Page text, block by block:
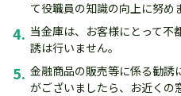
て役職員の知識の向上に努め
4. 当金庫は、お客様にとって不
誘は行いません。
5. 金融商品の販売等に係る勧誘
がございましたら、お近くの